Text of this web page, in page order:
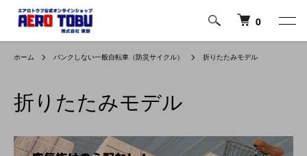
0
ホーム パンクしない一般自転車（防災サイクル） 折りたたみモデル
折りたたみモデル